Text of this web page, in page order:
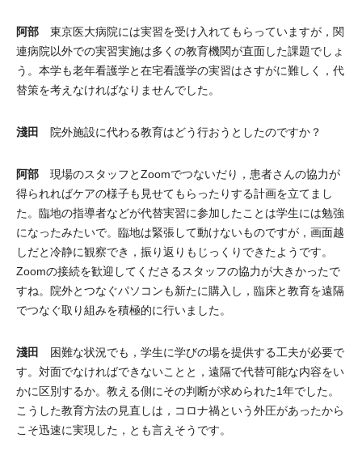
阿部 東京医大病院には実習を受け入れてもらっていますが，関
連病院以外での実習実施は多くの教育機関が直面した課題でしょ
う。本学も老年看護学と在宅看護学の実習はさすがに難しく，代
替策を考えなければなりませんでした。
淺田 院外施設に代わる教育はどう行おうとしたのですか？
阿部 現場のスタッフとZoomでつないだり，患者さんの協力が
得られればケアの様子も見せてもらったりする計画を立てまし
た。臨地の指導者などが代替実習に参加したことは学生には勉強
になったみたいで。臨地は緊張して動けないものですが，画面越
しだと冷静に観察でき，振り返りもじっくりできたようです。
Zoomの接続を歓迎してくださるスタッフの協力が大きかったで
すね。院外とつなぐパソコンも新たに購入し，臨床と教育を遠隔
でつなぐ取り組みを積極的に行いました。
淺田 困難な状況でも，学生に学びの場を提供する工夫が必要で
す。対面でなければできないことと，遠隔で代替可能な内容をい
かに区別するか。教える側にその判断が求められた1年でした。
こうした教育方法の見直しは，コロナ禍という外圧があったから
こそ迅速に実現した，とも言えそうです。